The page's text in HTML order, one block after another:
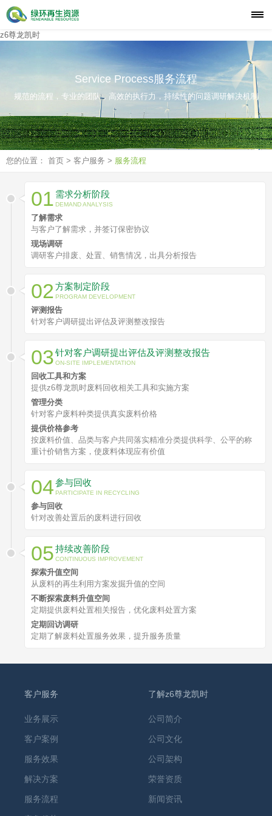
z6尊龙凯时
z6尊龙凯时首页
客户案例
服务效果
解决方案
服务流程
竞争优势
了解z6尊龙凯时
联系z6尊龙凯时
Service Process服务流程
规范的流程，专业的团队，高效的执行力，持续性的问题调研解决机制
您的位置： 首页 > 客户服务 > 服务流程
01 需求分析阶段
DEMAND ANALYSIS
了解需求
与客户了解需求，并签订保密协议
现场调研
调研客户排废、处置、销售情况，出具分析报告
02方案制定阶段
PROGRAM DEVELOPMENT
评测报告
针对客户调研提出评估及评测整改报告
03针对客户调研提出评估及评测整改报告
ON-SITE IMPLEMENTATION
回收工具和方案
提供z6尊龙凯时废料回收相关工具和实施方案
管理分类
针对客户废料种类提供真实废料价格
提供价格参考
按废料价值、品类与客户共同落实精准分类提供科学、公平的称
重计价销售方案，使废料体现应有价值
04参与回收
PARTICIPATE IN RECYCLING
参与回收
针对改善处置后的废料进行回收
05持续改善阶段
CONTINUOUS IMPROVEMENT
探索升值空间
从废料的再生利用方案发掘升值的空间
不断探索废料升值空间
定期提供废料处置相关报告，优化废料处置方案
定期回访调研
定期了解废料处置服务效果，提升服务质量
客户服务
业务展示
客户案例
服务效果
解决方案
服务流程
了解z6尊龙凯时
公司简介
公司文化
公司架构
荣誉资质
新闻资讯